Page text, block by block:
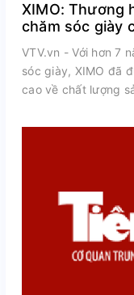
XIMO: Thương
chăm sóc giày
VTV.vn - Với hơn 7
sóc giày, XIMO đã
cao về chất lượng